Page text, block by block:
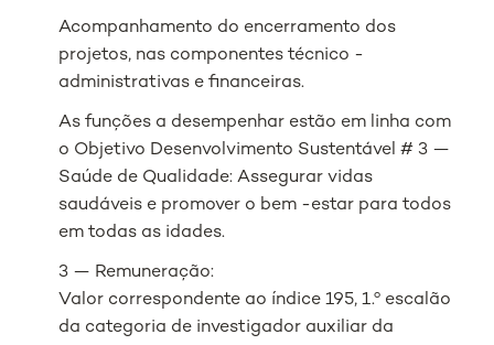
Acompanhamento do encerramento dos
projetos, nas componentes técnico -
administrativas e financeiras.
As funções a desempenhar estão em linha com
o Objetivo Desenvolvimento Sustentável # 3 —
Saúde de Qualidade: Assegurar vidas
saudáveis e promover o bem -estar para todos
em todas as idades.
3 — Remuneração:
Valor correspondente ao índice 195, 1.º escalão
da categoria de investigador auxiliar da